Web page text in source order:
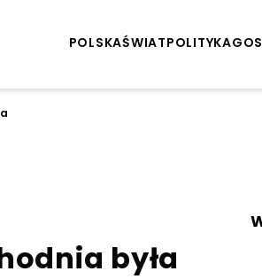
POLSKAŚWIATPOLITYKA
była